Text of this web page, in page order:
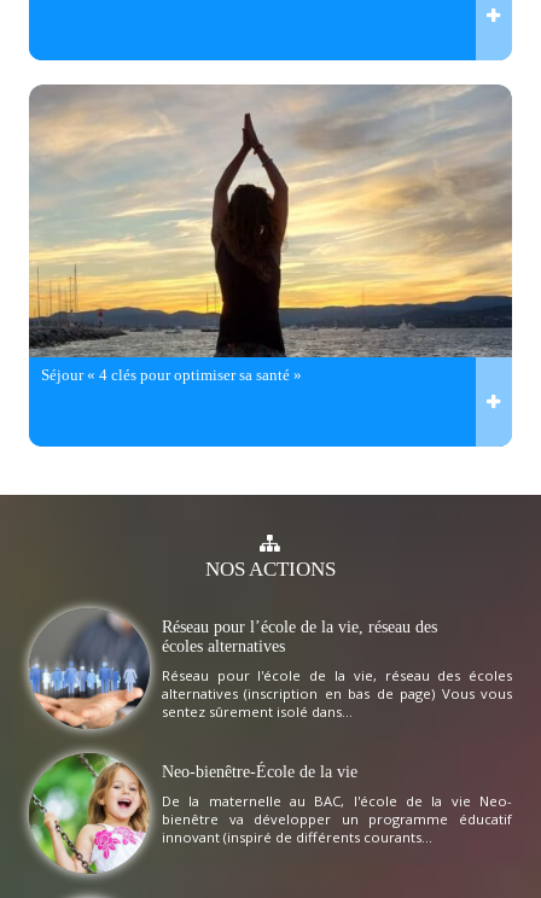
Séjour « 4 clés pour optimiser sa santé »
NOSACTIONS
Réseau pour l’école de la vie, réseau des
écoles alternatives
Réseau pour l'école de la vie, réseau des écoles
alternatives (inscription en bas de page) Vous vous
sentez sûrement isolé dans...
Neo-bienêtre-École de la vie
De la maternelle au BAC, l'école de la vie Neo-
bienêtre va développer un programme éducatif
innovant (inspiré de différents courants...